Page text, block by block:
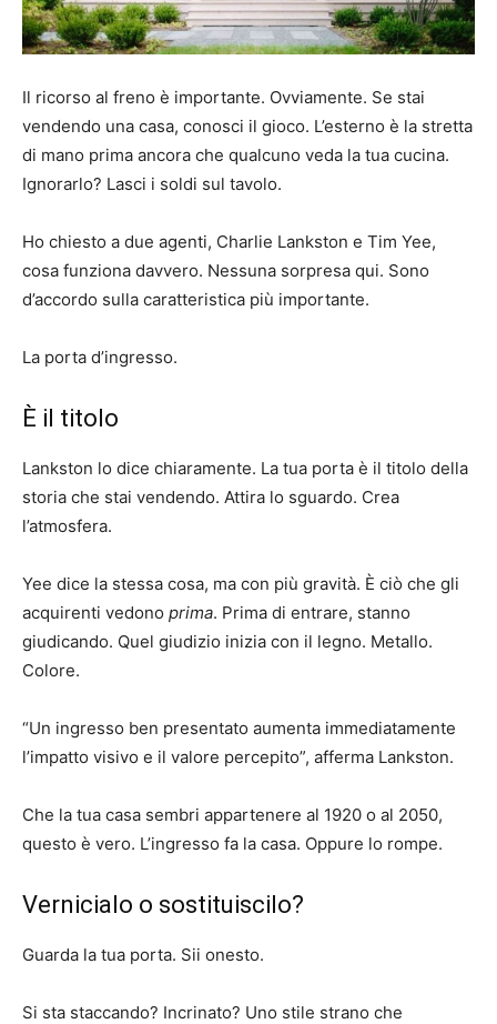
Il ricorso al freno è importante. Ovviamente. Se stai
vendendo una casa, conosci il gioco. L’esterno è la stretta
di mano prima ancora che qualcuno veda la tua cucina.
Ignorarlo? Lasci i soldi sul tavolo.
Ho chiesto a due agenti, Charlie Lankston e Tim Yee,
cosa funziona davvero. Nessuna sorpresa qui. Sono
d’accordo sulla caratteristica più importante.
La porta d’ingresso.
È il titolo
Lankston lo dice chiaramente. La tua porta è il titolo della
storia che stai vendendo. Attira lo sguardo. Crea
l’atmosfera.
Yee dice la stessa cosa, ma con più gravità. È ciò che gli
acquirenti vedono prima. Prima di entrare, stanno
giudicando. Quel giudizio inizia con il legno. Metallo.
Colore.
“Un ingresso ben presentato aumenta immediatamente
l’impatto visivo e il valore percepito”, afferma Lankston.
Che la tua casa sembri appartenere al 1920 o al 2050,
questo è vero. L’ingresso fa la casa. Oppure lo rompe.
Vernicialo o sostituiscilo?
Guarda la tua porta. Sii onesto.
Si sta staccando? Incrinato? Uno stile strano che